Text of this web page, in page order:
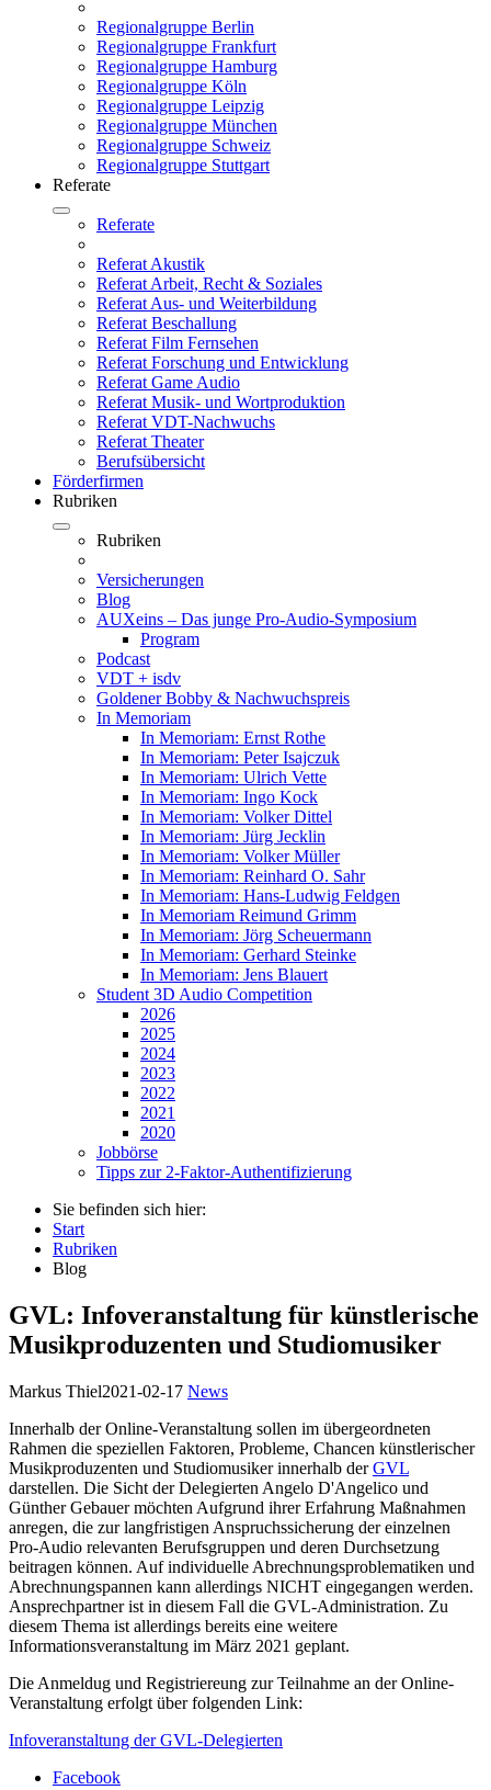
Regionalgruppe Berlin
Regionalgruppe Frankfurt
Regionalgruppe Hamburg
Regionalgruppe Köln
Regionalgruppe Leipzig
Regionalgruppe München
Regionalgruppe Schweiz
Regionalgruppe Stuttgart
Referate
Referate
Referat Akustik
Referat Arbeit, Recht & Soziales
Referat Aus- und Weiterbildung
Referat Beschallung
Referat Film Fernsehen
Referat Forschung und Entwicklung
Referat Game Audio
Referat Musik- und Wortproduktion
Referat VDT-Nachwuchs
Referat Theater
Berufsübersicht
Förderfirmen
Rubriken
Rubriken
Versicherungen
Blog
AUXeins – Das junge Pro-Audio-Symposium
Program
Podcast
VDT + isdv
Goldener Bobby & Nachwuchspreis
In Memoriam
In Memoriam: Ernst Rothe
In Memoriam: Peter Isajczuk
In Memoriam: Ulrich Vette
In Memoriam: Ingo Kock
In Memoriam: Volker Dittel
In Memoriam: Jürg Jecklin
In Memoriam: Volker Müller
In Memoriam: Reinhard O. Sahr
In Memoriam: Hans-Ludwig Feldgen
In Memoriam Reimund Grimm
In Memoriam: Jörg Scheuermann
In Memoriam: Gerhard Steinke
In Memoriam: Jens Blauert
Student 3D Audio Competition
2026
2025
2024
2023
2022
2021
2020
Jobbörse
Tipps zur 2-Faktor-Authentifizierung
Sie befinden sich hier:
Start
Rubriken
Blog
GVL: Infoveranstaltung für künstlerische
Musikproduzenten und Studiomusiker
Markus Thiel2021-02-17 News
Innerhalb der Online-Veranstaltung sollen im übergeordneten
Rahmen die speziellen Faktoren, Probleme, Chancen künstlerischer
Musikproduzenten und Studiomusiker innerhalb derGVL
darstellen. Die Sicht der Delegierten Angelo D'Angelico und
Günther Gebauer möchten Aufgrund ihrer Erfahrung Maßnahmen
anregen, die zur langfristigen Anspruchssicherung der einzelnen
Pro-Audio relevanten Berufsgruppen und deren Durchsetzung
beitragen können. Auf individuelle Abrechnungsproblematiken und
Abrechnungspannen kann allerdings NICHT eingegangen werden.
Ansprechpartner ist in diesem Fall die GVL-Administration. Zu
diesem Thema ist allerdings bereits eine weitere
Informationsveranstaltung im März 2021 geplant.
Die Anmeldug und Registriereung zur Teilnahme an der Online-
Veranstaltung erfolgt über folgenden Link:
Infoveranstaltung der GVL-Delegierten
Facebook